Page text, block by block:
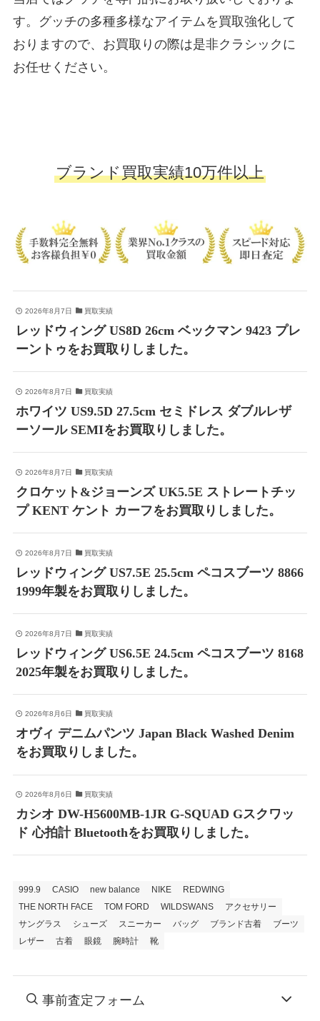
す。グッチの多種多様なアイテムを買取強化して
おりますので、お買取りの際は是非クラシックに
お任せください。
ブランド買取実績10万件以上
2026年8月7日 買取実績
レッドウィング US8D 26cm ベックマン 9423 プレ
ーントゥをお買取りしました。
2026年8月7日 買取実績
ホワイツ US9.5D 27.5cm セミドレス ダブルレザ
ーソール SEMIをお買取りしました。
2026年8月7日 買取実績
クロケット&ジョーンズ UK5.5E ストレートチッ
プ KENT ケント カーフをお買取りしました。
2026年8月7日 買取実績
レッドウィング US7.5E 25.5cm ペコスブーツ 8866
1999年製をお買取りしました。
2026年8月7日 買取実績
レッドウィング US6.5E 24.5cm ペコスブーツ 8168
2025年製をお買取りしました。
2026年8月6日 買取実績
オヴィ デニムパンツ Japan Black Washed Denim
をお買取りしました。
2026年8月6日 買取実績
カシオ DW-H5600MB-1JR G-SQUAD Gスクワッ
ド 心拍計 Bluetoothをお買取りしました。
999.9 CASIO new balance NIKE
REDWING
THE NORTH FACE
TOM FORD WILDSWANS
アクセサリー
サングラス
シューズ スニーカー バッグ ブランド古着
ブーツ
レザー
古着 眼鏡 腕時計 靴
事前査定フォーム